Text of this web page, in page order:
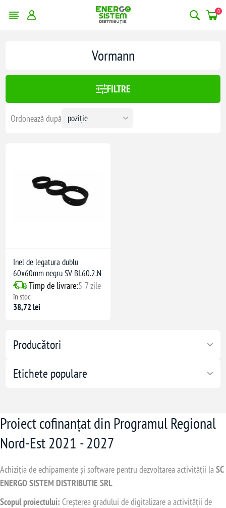
0
Producători
Etichete populare
Vormann
FILTRE
Ordonează după
Inel de legatura dublu
60x60mm negru SV-BI.60.2.N
Timp de livrare:5-7 zile
în stoc
38,72 lei
Proiect cofinanțat din Programul Regional
Nord-Est 2021 - 2027
Achiziția de echipamente și software pentru dezvoltarea activității laSC
ENERGO SISTEM DISTRIBUTIE SRL
Scopul proiectului: Creșterea gradului de digitalizare a activității de